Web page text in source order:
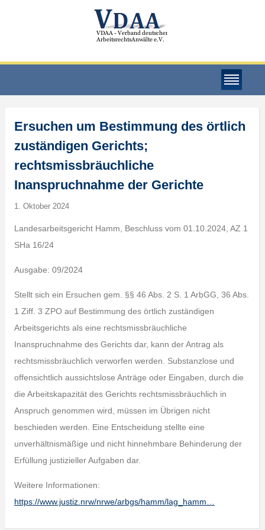
Ersuchen um Bestimmung des örtlich
zuständigen Gerichts;
rechtsmissbräuchliche
Inanspruchnahme der Gerichte
1. Oktober 2024
Landesarbeitsgericht Hamm, Beschluss vom 01.10.2024, AZ 1
SHa 16/24
Ausgabe: 09/2024
Stellt sich ein Ersuchen gem. §§ 46 Abs. 2 S. 1 ArbGG, 36 Abs.
1 Ziff. 3 ZPO auf Bestimmung des örtlich zuständigen
Arbeitsgerichts als eine rechtsmissbräuchliche
Inanspruchnahme des Gerichts dar, kann der Antrag als
rechtsmissbräuchlich verworfen werden. Substanzlose und
offensichtlich aussichtslose Anträge oder Eingaben, durch die
die Arbeitskapazität des Gerichts rechtsmissbräuchlich in
Anspruch genommen wird, müssen im Übrigen nicht
beschieden werden. Eine Entscheidung stellte eine
unverhältnismäßige und nicht hinnehmbare Behinderung der
Erfüllung justizieller Aufgaben dar.
Weitere Informationen:
https://www.justiz.nrw/nrwe/arbgs/hamm/lag_hamm…